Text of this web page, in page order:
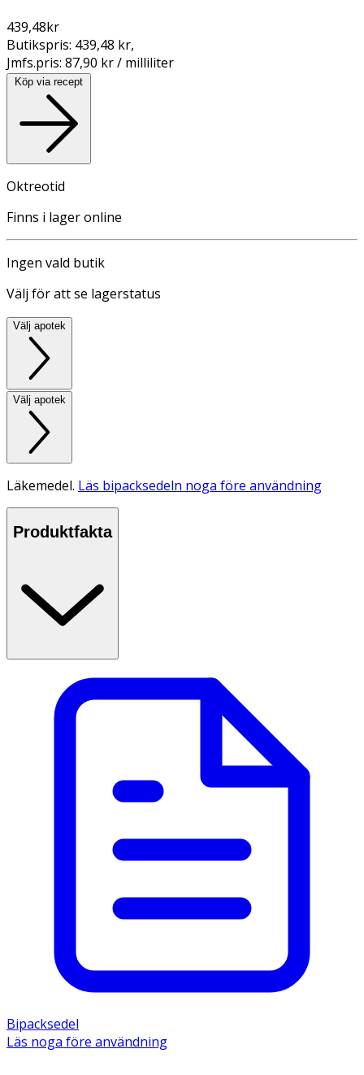
439,48kr
Butikspris: 439,48 kr,
Jmfs.pris: 87,90 kr / milliliter
Köp via recept
Oktreotid
Finns i lager online
Ingen vald butik
Välj för att se lagerstatus
Välj apotek
Välj apotek
Läkemedel. Läs bipacksedeln noga före användning
Produktfakta
Bipacksedel
Läs noga före användning